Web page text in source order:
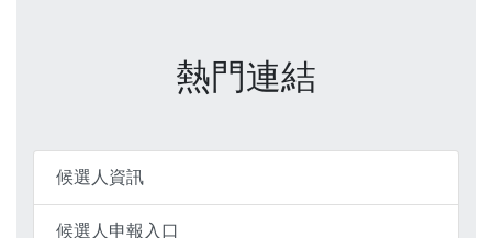
熱門連結
候選人資訊
候選人申報入口